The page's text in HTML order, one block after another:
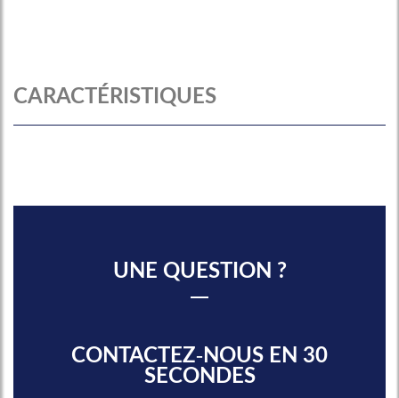
CARACTÉRISTIQUES
UNE QUESTION ?
CONTACTEZ-NOUS EN 30
SECONDES